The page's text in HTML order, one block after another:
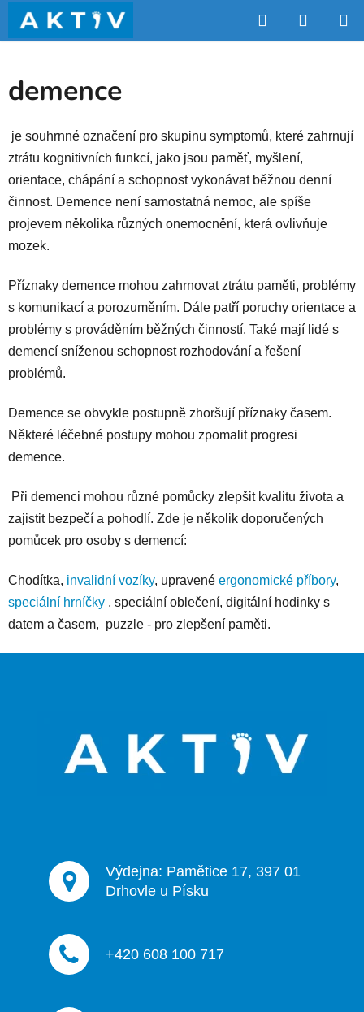
obsah
Hledat
KOŠÍK
demence
je souhrnné označení pro skupinu symptomů, které zahrnují
ztrátu kognitivních funkcí, jako jsou paměť, myšlení,
orientace, chápání a schopnost vykonávat běžnou denní
činnost. Demence není samostatná nemoc, ale spíše
projevem několika různých onemocnění, která ovlivňuje
mozek.
Příznaky demence mohou zahrnovat ztrátu paměti, problémy
s komunikací a porozuměním. Dále patří poruchy orientace a
problémy s prováděním běžných činností. Také mají lidé s
demencí sníženou schopnost rozhodování a řešení
problémů.
Demence se obvykle postupně zhoršují příznaky časem.
Některé léčebné postupy mohou zpomalit progresi
demence.
Při demenci mohou různé pomůcky zlepšit kvalitu života a
zajistit bezpečí a pohodlí. Zde je několik doporučených
pomůcek pro osoby s demencí:
Chodítka, invalidní vozíky, upravené ergonomické příbory,
speciální hrníčky , speciální oblečení, digitální hodinky s
datem a časem, puzzle - pro zlepšení paměti.
Výdejna: Pamětice 17, 397 01
Drhovle u Písku
+420 608 100 717